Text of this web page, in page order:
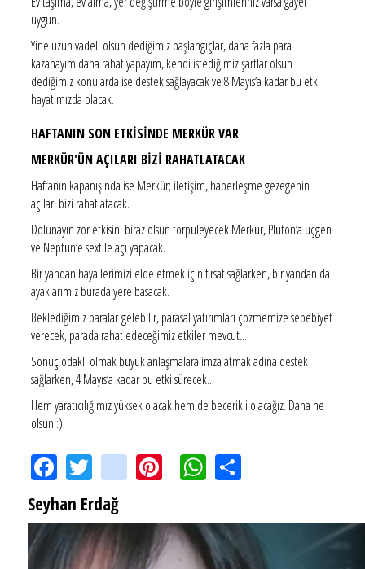
uygun.
Yine uzun vadeli olsun dediğimiz başlangıçlar, daha fazla para
kazanayım daha rahat yapayım, kendi istediğimiz şartlar olsun
dediğimiz konularda ise destek sağlayacak ve 8 Mayıs’a kadar bu etki
hayatımızda olacak.
HAFTANIN SON ETKİSİNDE MERKÜR VAR
MERKÜR'ÜN AÇILARI BİZİ RAHATLATACAK
Haftanın kapanışında ise Merkür; iletişim, haberleşme gezegenin
açıları bizi rahatlatacak.
Dolunayın zor etkisini biraz olsun törpüleyecek Merkür, Plüton’a üçgen
ve Neptün’e sextile açı yapacak.
Bir yandan hayallerimizi elde etmek için fırsat sağlarken, bir yandan da
ayaklarımız burada yere basacak.
Beklediğimiz paralar gelebilir, parasal yatırımları çözmemize sebebiyet
verecek, parada rahat edeceğimiz etkiler mevcut...
Sonuç odaklı olmak büyük anlaşmalara imza atmak adına destek
sağlarken, 4 Mayıs’a kadar bu etki sürecek...
Hem yaratıcılığımız yüksek olacak hem de becerikli olacağız. Daha ne
olsun :)
FacebookTwitterinstagramPinterestWhatsApp
Seyhan Erdağ
SEYHAN ERDAĞ YAZDI: Peki Mehmet Ali Erbil bu evliliği neden yaptı?